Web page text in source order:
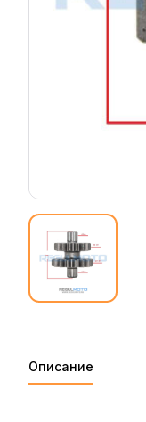
Описание